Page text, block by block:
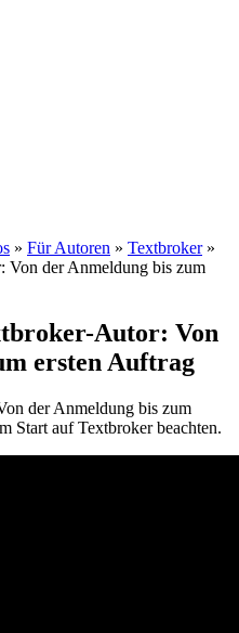
» Für Autoren » Textbroker»
Von der Anmeldung bis zum
Autor: Von
ersten Auftrag
der Anmeldung bis zum
Start auf Textbroker beachten.